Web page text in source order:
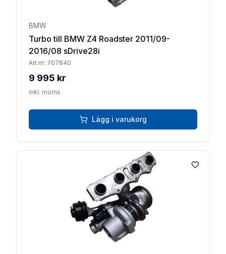
BMW
Turbo till BMW Z4 Roadster 2011/09-
2016/08 sDrive28i
Art.nr: 707840
9 995 kr
inkl. moms
Lägg i varukorg
Lägg till